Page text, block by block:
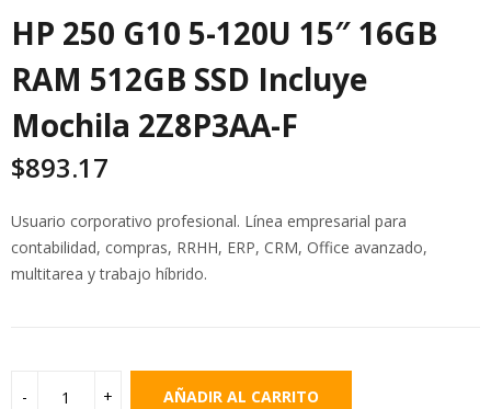
HP 250 G10 5-120U 15″ 16GB
RAM 512GB SSD Incluye
Mochila 2Z8P3AA-F
$893.17
Usuario corporativo profesional. Línea empresarial para
contabilidad, compras, RRHH, ERP, CRM, Office avanzado,
multitarea y trabajo híbrido.
AÑADIR AL CARRITO